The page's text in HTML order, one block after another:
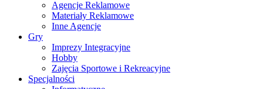
Agencje Reklamowe
Materiały Reklamowe
Inne Agencje
Gry
Imprezy Integracyjne
Hobby
Zajęcia Sportowe i Rekreacyjne
Specjalności